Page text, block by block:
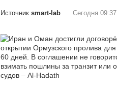
Источник smart-lab Сегодня 09:37